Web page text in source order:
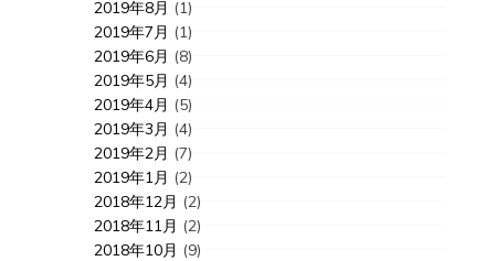
2019年8月 (1)
2019年7月 (1)
2019年6月 (8)
2019年5月 (4)
2019年4月 (5)
2019年3月 (4)
2019年2月 (7)
2019年1月 (2)
2018年12月 (2)
2018年11月 (2)
2018年10月 (9)